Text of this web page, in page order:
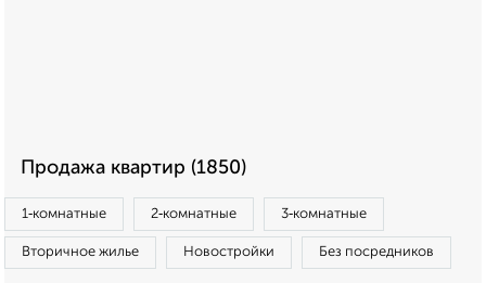
Продажа квартир (1850)
1‑комнатные 2‑комнатные 3‑комнатные
Вторичное жилье Новостройки Без посредников